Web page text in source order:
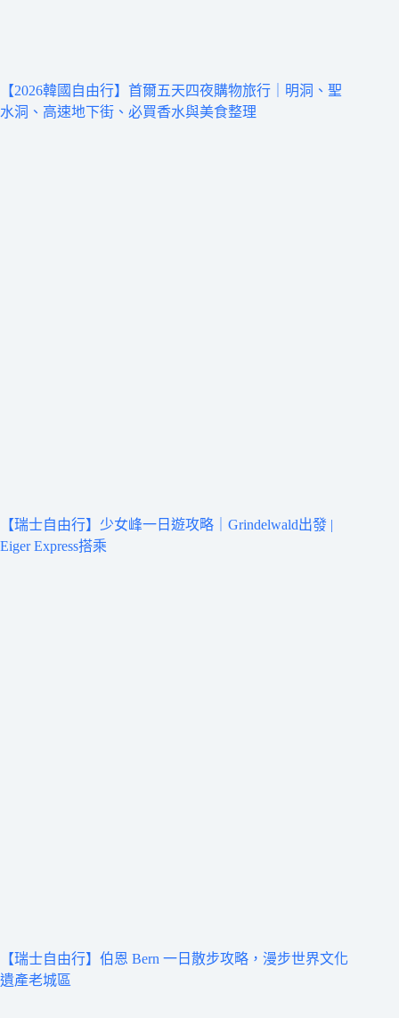
【2026韓國自由行】首爾五天四夜購物旅行｜明洞、聖
水洞、高速地下街、必買香水與美食整理
【瑞士自由行】少女峰一日遊攻略｜Grindelwald出發 |
Eiger Express搭乘
【瑞士自由行】伯恩 Bern 一日散步攻略，漫步世界文化
遺產老城區